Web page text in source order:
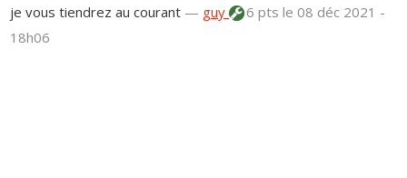
je vous tiendrez au courant — guy 6 ptsle 08 déc 2021 -
18h06